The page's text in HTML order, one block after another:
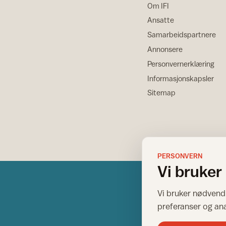
Om IFI
Ansatte
Samarbeidspartnere
Annonsere
Personvernerklæring
Informasjonskapsler
Sitemap
PERSONVERN
Vi
Vi bruker
preferanser og